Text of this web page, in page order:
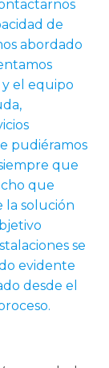
de
abordado
el equipo
pudiéramos
que
que
la solución
se
evidente
desde el